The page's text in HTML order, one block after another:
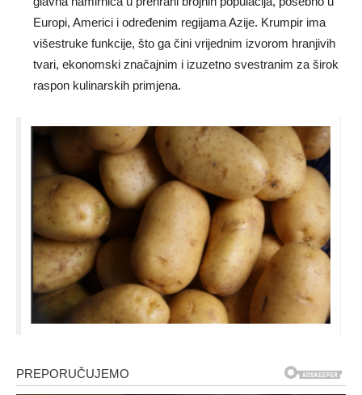
Europi, Americi i određenim regijama Azije. Krumpir ima
višestruke funkcije, što ga čini vrijednim izvorom hranjivih
tvari, ekonomski značajnim i izuzetno svestranim za širok
raspon kulinarskih primjena.